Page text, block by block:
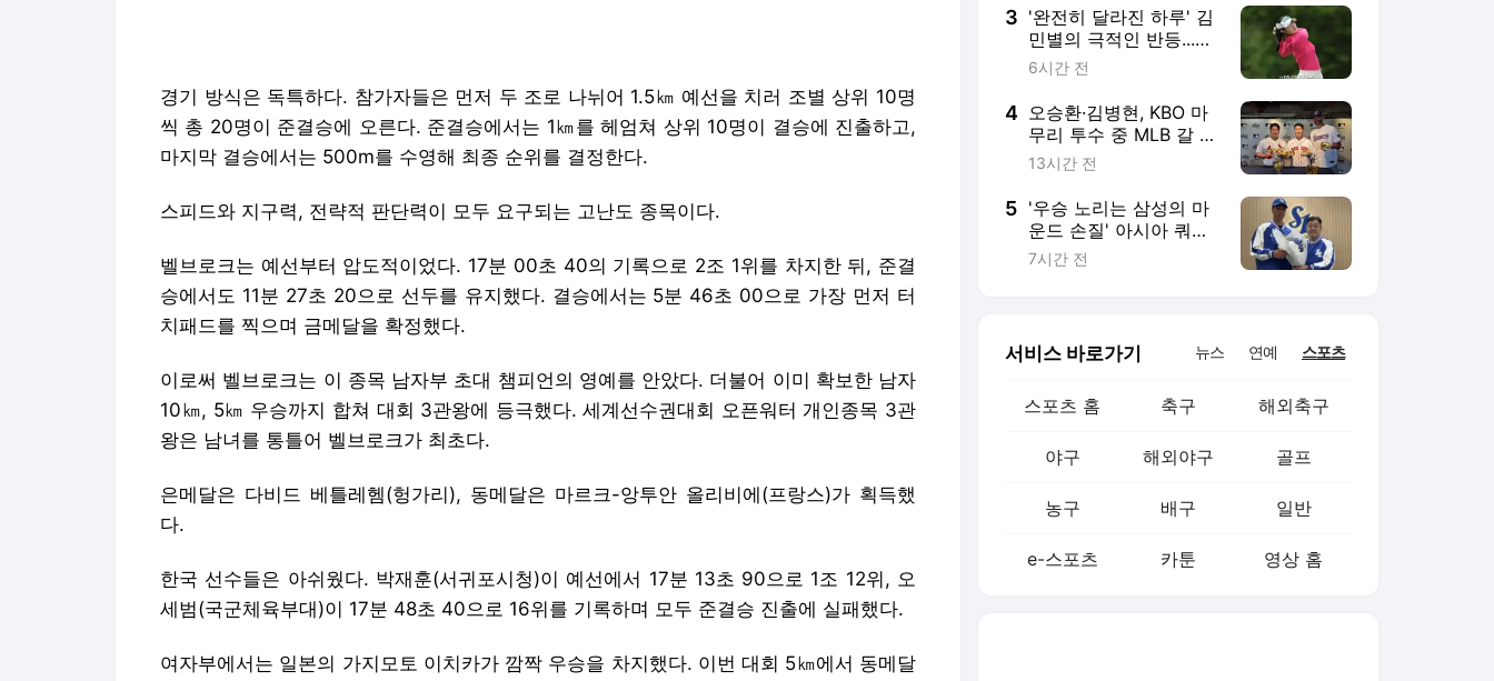
경기 방식은 독특하다. 참가자들은 먼저 두 조로 나뉘어 1.5㎞ 예선을 치러 조별 상위 10명
씩 총 20명이 준결승에 오른다. 준결승에서는 1㎞를 헤엄쳐 상위 10명이 결승에 진출하고,
마지막 결승에서는 500m를 수영해 최종 순위를 결정한다.
스피드와 지구력, 전략적 판단력이 모두 요구되는 고난도 종목이다.
벨브로크는 예선부터 압도적이었다. 17분 00초 40의 기록으로 2조 1위를 차지한 뒤, 준결
승에서도 11분 27초 20으로 선두를 유지했다. 결승에서는 5분 46초 00으로 가장 먼저 터
치패드를 찍으며 금메달을 확정했다.
이로써 벨브로크는 이 종목 남자부 초대 챔피언의 영예를 안았다. 더불어 이미 확보한 남자
10㎞, 5㎞ 우승까지 합쳐 대회 3관왕에 등극했다. 세계선수권대회 오픈워터 개인종목 3관
왕은 남녀를 통틀어 벨브로크가 최초다.
은메달은 다비드 베틀레헴(헝가리), 동메달은 마르크-앙투안 올리비에(프랑스)가 획득했
다.
한국 선수들은 아쉬웠다. 박재훈(서귀포시청)이 예선에서 17분 13초 90으로 1조 12위, 오
세범(국군체육부대)이 17분 48초 40으로 16위를 기록하며 모두 준결승 진출에 실패했다.
여자부에서는 일본의 가지모토 이치카가 깜짝 우승을 차지했다. 이번 대회 5㎞에서 동메달
3 '완전히 달라진 하루' 김
민별의 극적인 반등...공
동 115위서 공동 38위로
6시간 전
4 오승환·김병현, KBO 마
무리 투수 중 MLB 갈 재
목 지목...김택연·박영현·
13시간 전
5 '우승 노리는 삼성의 마
운드 손질' 아시아 쿼터
까지 바꿨다
7시간 전
서비스 바로가기 뉴스 연예 스포츠
스포츠 홈 축구 해외축구
야구 해외야구 골프
농구 배구 일반
e-스포츠 카툰 영상 홈